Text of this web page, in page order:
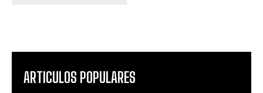
ARTICULOS POPULARES